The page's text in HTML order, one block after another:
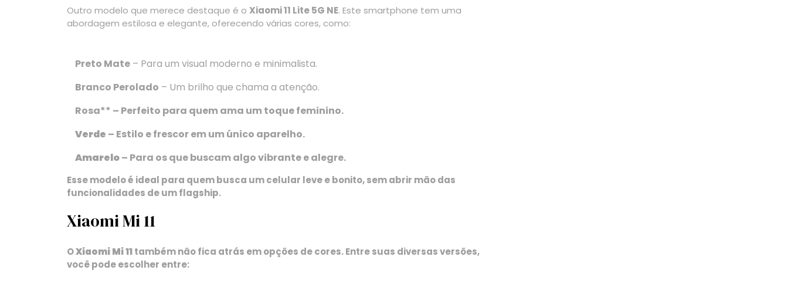
Outro modelo que merece destaque é o Xiaomi 11 Lite 5G NE. Este smartphone tem uma
abordagem estilosa e elegante, oferecendo várias cores, como:
Preto Mate – Para um visual moderno e minimalista.
Branco Perolado – Um brilho que chama a atenção.
Rosa** – Perfeito para quem ama um toque feminino.
Verde – Estilo e frescor em um único aparelho.
Amarelo– Para os que buscam algo vibrante e alegre.
Esse modelo é ideal para quem busca um celular leve e bonito, sem abrir mão das
funcionalidades de um flagship.
Xiaomi Mi 11
OXiaomi Mi 11também não fica atrás em opções de cores. Entre suas diversas versões,
você pode escolher entre: